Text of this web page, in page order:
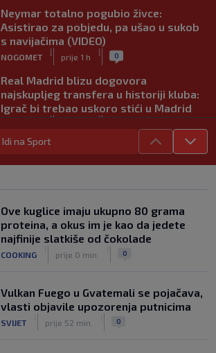
Neymar totalno pogubio živce:
Asistirao za pobjedu, pa ušao u sukob
s navijačima (VIDEO)
NOGOMET
|
prije 1 h
| 0
Real Madrid blizu dogovora
najskupljeg transfera u historiji kluba:
Igrač bi trebao uskoro stići u Madrid
| |
Lara Gut-Behrami završila karijeru:
Predsjednik FIFA-e ne odustaje od
svojih planova: Otkriveno šta je
ponudio Marokancima za podršku
NOGOMET prije 2 h
Idi na Sport
Ove kuglice imaju ukupno 80 grama
proteina, a okus im je kao da jedete
najfinije slatkiše od čokolade
COOKING prije 0 min. 0
Vulkan Fuego u Gvatemali se pojačava,
vlasti objavile upozorenja putnicima
SVIJET prije 52 min. 0